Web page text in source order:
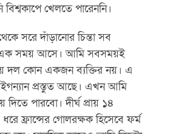
খেলতে পারেননি।
সরে দাঁড়ানোর চিন্তা সব
এক সময় আসে। আমি সবসময়ই
দল কোন একজন ব্যক্তির নয়। এ
প্রস্তুত আছে। এখন আমি
পারবো। দীর্ঘ প্রায় ১৪
ফ্রান্সের গোলরক্ষক হিসেবে ফর্ম